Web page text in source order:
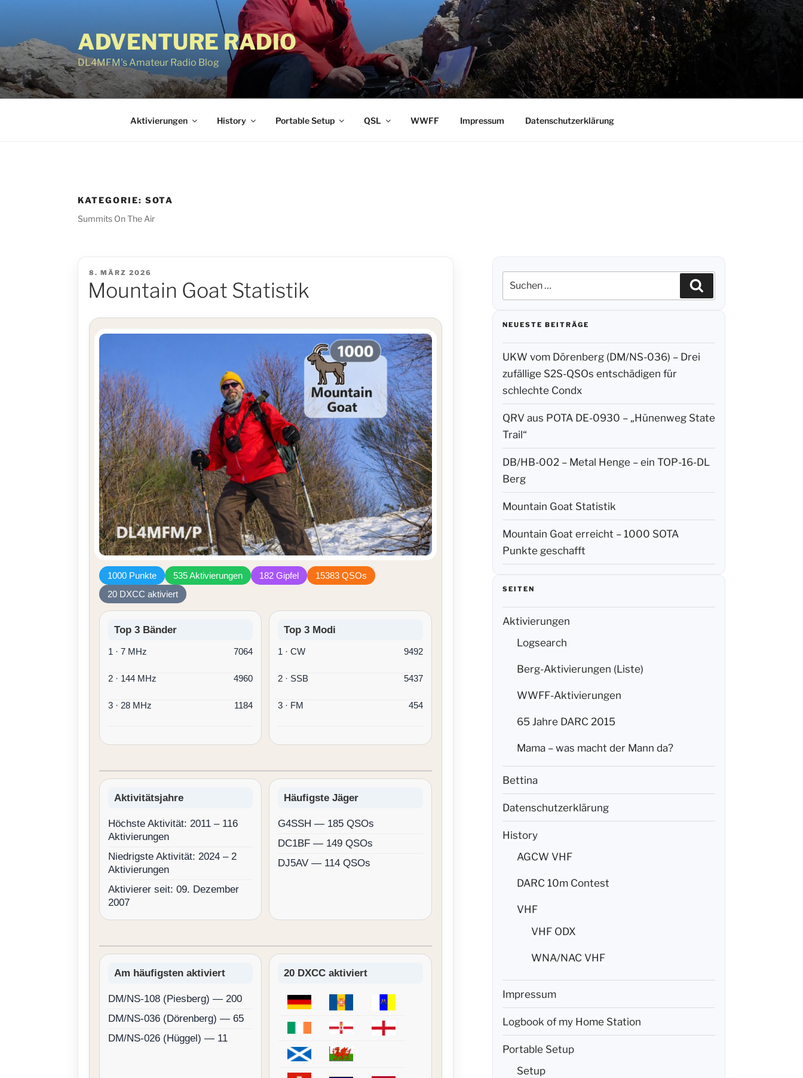
springen
ADVENTURE RADIO
DL4MFM's Amateur Radio Blog
Aktivierungen History Portable Setup QSL WWFF Impressum Datenschutzerklärung
KATEGORIE: SOTA
Summits On The Air
VERÖFFENTLICHT
AM
8. MÄRZ 2026
Mountain Goat Statistik
1000 Punkte 535 Aktivierungen 182 Gipfel
15383 QSOs
20 DXCC aktiviert
Top 3 Bänder
1 · 7 MHz 7064
2 · 144 MHz 4960
3 · 28 MHz 1184
Top 3 Modi
1 · CW 9492
2 · SSB 5437
3 · FM 454
Aktivitätsjahre
Höchste Aktivität: 2011 – 116
Aktivierungen
Niedrigste Aktivität: 2024 – 2
Aktivierungen
Aktivierer seit: 09. Dezember
2007
Häufigste Jäger
G4SSH — 185 QSOs
DC1BF — 149 QSOs
DJ5AV — 114 QSOs
Am häufigsten aktiviert
DM/NS-108 (Piesberg) — 200
DM/NS-036 (Dörenberg) — 65
DM/NS-026 (Hüggel) — 11
20 DXCC aktiviert
Suchen
nach:
NEUESTE BEITRÄGE
UKW vom Dörenberg (DM/NS-036) – Drei
zufällige S2S-QSOs entschädigen für
schlechte Condx
QRV aus POTA DE-0930 – „Hünenweg State
Trail“
DB/HB-002 – Metal Henge – ein TOP-16-DL
Berg
Mountain Goat Statistik
Mountain Goat erreicht – 1000 SOTA
Punkte geschafft
SEITEN
Aktivierungen
Logsearch
Berg-Aktivierungen (Liste)
WWFF-Aktivierungen
65 Jahre DARC 2015
Mama – was macht der Mann da?
Bettina
Datenschutzerklärung
History
AGCW VHF
DARC 10m Contest
VHF
VHF ODX
WNA/NAC VHF
Impressum
Logbook of my Home Station
Portable Setup
Setup